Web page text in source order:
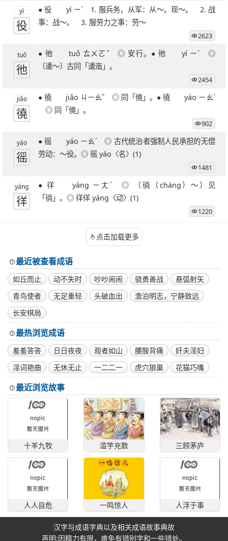
yì
役
● 役 yì ㄧˋ 1. 服兵务，从军：从～。现～。 2. 战
事：战～。 3. 服劳力之事：劳～
2623
tuǒ
彵
● 彵 tuǒ ㄊㄨㄛˇ ◎ 安行。● 彵 yí ㄧˊ ◎
〔逶～〕古同「逶迤」。
2454
jiǎo
徺
● 徺 jiǎo ㄐㄧㄠˇ ◎ 同「僥」。● 徺 yáo ㄧㄠˊ
◎ 同「僥」。
902
yáo
徭
● 徭 yáo ㄧㄠˊ ◎ 古代统治者强制人民承担的无偿
劳动：～役。◎ 徭 yáo〈名〉(1)
1481
yáng
徉
● 徉 yáng ㄧㄤˊ ◎ 〔徜（cháng）～〕见
「徜」。◎ 徉佯 yáng〈动〉(1)
1220
点击加载更多
最近被查看成语
如丘而止 动不失时 吵吵闹闹 骁勇善战
悬弧射矢
青鸟使者
无足重轻 头破血出
澹泊明志，宁静致远
长安棋局
最热浏览成语
羞羞答答 日日夜夜 观者如山 腰酸背痛
奸夫淫妇
淫词艳曲
无休无止 一二二一 虎穴狼巢 花猫巧嘴
最近浏览故事
十羊九牧 滥竽充数 三顾茅庐
人人自危 一鸣惊人 人浮于事
汉字与成语字典以及相关成语故事典故
声明:因精力有限，难免有错别字和一些错处。